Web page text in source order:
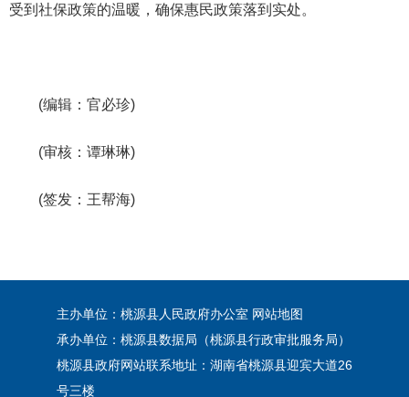
受到社保政策的温暖，确保惠民政策落到实处。
(编辑：官必珍)
(审核：谭琳琳)
(签发：王帮海)
主办单位：桃源县人民政府办公室 网站地图
承办单位：桃源县数据局（桃源县行政审批服务局）
桃源县政府网站联系地址：湖南省桃源县迎宾大道26
号三楼